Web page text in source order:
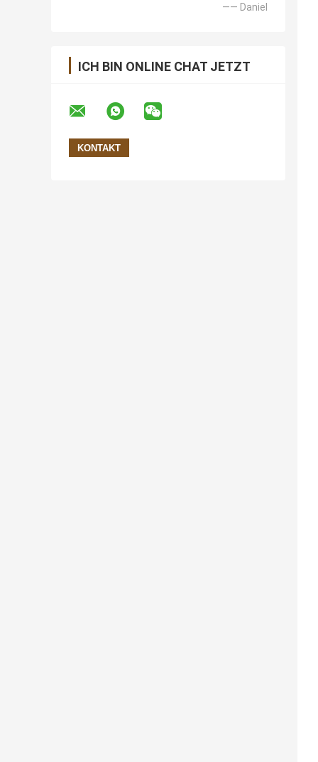
—— Daniel
ICH BIN ONLINE CHAT JETZT